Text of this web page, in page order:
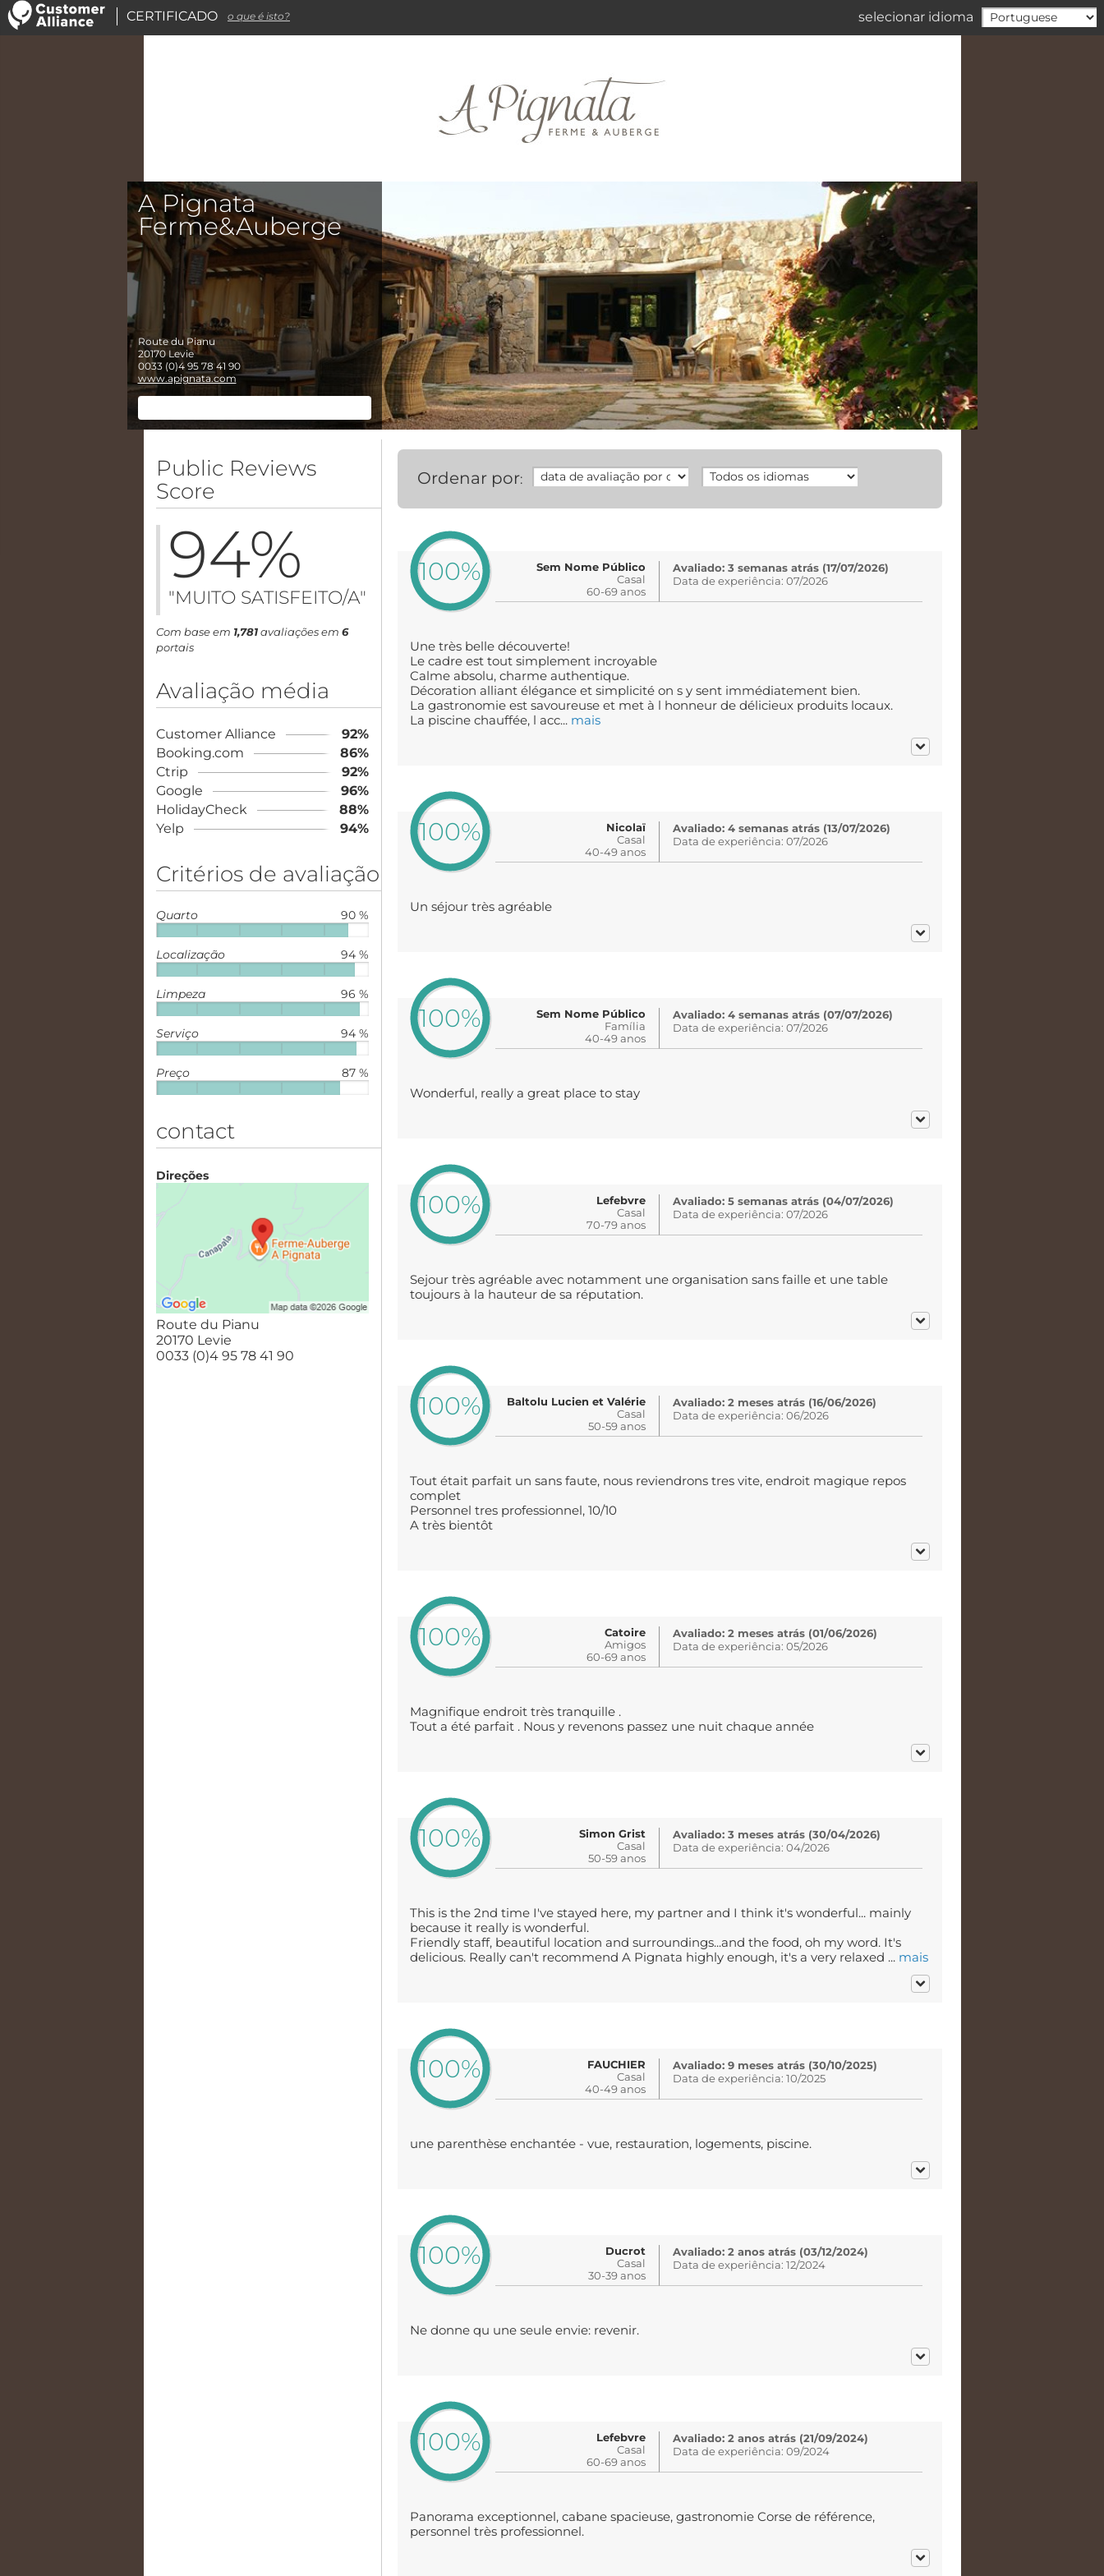
selecionar idioma
A Pignata
Ferme&Auberge
Route du Pianu
20170 Levie
0033 (0)4 95 78 41 90
www.apignata.com
Public Reviews
Score
94%
"MUITO SATISFEITO/A"
Com base em 1,781avaliações em 6
portais
Avaliação média
Customer Alliance
92%
Booking.com
86%
Ctrip
92%
Google
96%
HolidayCheck
88%
Yelp
94%
Critérios de avaliação
90 %
Quarto
94 %
Localização
96 %
Limpeza
94 %
Serviço
87 %
Preço
contact
Direções
Route du Pianu
20170 Levie
0033 (0)4 95 78 41 90
Ordenar por:
100%
Sem Nome Público
Casal
60-69 anos
Avaliado: 3 semanas atrás (17/07/2026)
Data de experiência: 07/2026
Une très belle découverte!
Le cadre est tout simplement incroyable
Calme absolu, charme authentique.
Décoration alliant élégance et simplicité on s y sent immédiatement bien.
La gastronomie est savoureuse et met à l honneur de délicieux produits locaux.
La piscine chauffée, l acc... mais
100%
Nicolaï
Casal
40-49 anos
Avaliado: 4 semanas atrás (13/07/2026)
Data de experiência: 07/2026
Un séjour très agréable
100%
Sem Nome Público
Família
40-49 anos
Avaliado: 4 semanas atrás (07/07/2026)
Data de experiência: 07/2026
Wonderful, really a great place to stay
100%
Lefebvre
Casal
70-79 anos
Avaliado: 5 semanas atrás (04/07/2026)
Data de experiência: 07/2026
Sejour très agréable avec notamment une organisation sans faille et une table
toujours à la hauteur de sa réputation.
100%
Baltolu Lucien et Valérie
Casal
50-59 anos
Avaliado: 2 meses atrás (16/06/2026)
Data de experiência: 06/2026
Tout était parfait un sans faute, nous reviendrons tres vite, endroit magique repos
complet
Personnel tres professionnel, 10/10
A très bientôt
100%
Catoire
Amigos
60-69 anos
Avaliado: 2 meses atrás (01/06/2026)
Data de experiência: 05/2026
Magnifique endroit très tranquille .
Tout a été parfait . Nous y revenons passez une nuit chaque année
100%
Simon Grist
Casal
50-59 anos
Avaliado: 3 meses atrás (30/04/2026)
Data de experiência: 04/2026
This is the 2nd time I've stayed here, my partner and I think it's wonderful... mainly
because it really is wonderful.
Friendly staff, beautiful location and surroundings...and the food, oh my word. It's
delicious. Really can't recommend A Pignata highly enough, it's a very relaxed ... mais
100%
FAUCHIER
Casal
40-49 anos
Avaliado: 9 meses atrás (30/10/2025)
Data de experiência: 10/2025
une parenthèse enchantée - vue, restauration, logements, piscine.
100%
Ducrot
Casal
30-39 anos
Avaliado: 2 anos atrás (03/12/2024)
Data de experiência: 12/2024
Ne donne qu une seule envie: revenir.
100%
Lefebvre
Casal
60-69 anos
Avaliado: 2 anos atrás (21/09/2024)
Data de experiência: 09/2024
Panorama exceptionnel, cabane spacieuse, gastronomie Corse de référence,
personnel très professionnel.
CERTIFICADO o que é isto?